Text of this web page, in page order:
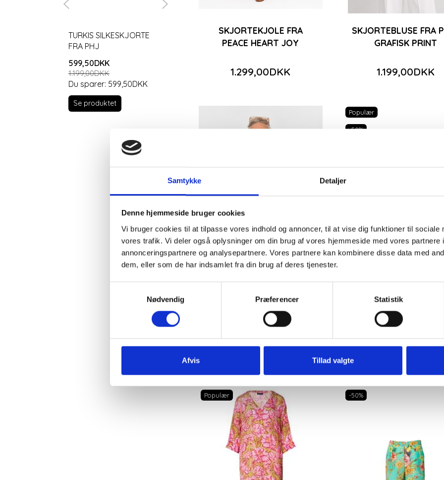
Samtykke Detaljer
Denne hjemmeside bruger cookies
Vi bruger cookies til at tilpasse vores indhold og annoncer, til at vise dig funktioner til sociale
vores trafik. Vi deler også oplysninger om din brug af vores hjemmeside med vores partnere
annonceringspartnere og analysepartnere. Vores partnere kan kombinere disse data med
dem, eller som de har indsamlet fra din brug af deres tjenester.
Nødvendig
Præferencer Statistik
Afvis Tillad valgte
TURKIS SILKESKJORTE
FRA PHJ
599,50DKK
1.199,00DKK
Du sparer: 599,50DKK
Se produktet
SILKEBUKSER FRA PEACE
SILKEBLUSE FRA PEACE
HEART JOY
899,00DKK
GRAFISK
SKJORTEKJOLE FRA
PEACE HEART JOY
1.299,00DKK
SKJORTEBLUSE FRA
GRAFISK PRINT
1.199,00DKK
OG VIOLET PRINT.
Populær
-50%
FRA PHJ
1.199,00DKK
Populær -50%